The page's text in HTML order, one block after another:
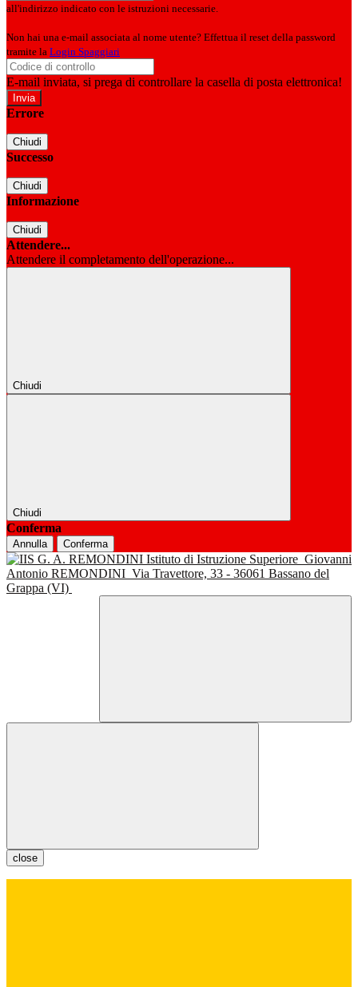
all'indirizzo indicato con le istruzioni necessarie.
Non hai una e-mail associata al nome utente? Effettua il reset della password
tramite la Login Spaggiari
E-mail inviata, si prega di controllare la casella di posta elettronica!
Errore
Chiudi
Successo
Chiudi
Informazione
Chiudi
Attendere...
Attendere il completamento dell'operazione...
Chiudi
Chiudi
Conferma
Annulla Conferma
Istituto di Istruzione Superiore Giovanni
Antonio REMONDINI Via Travettore, 33 - 36061 Bassano del
Grappa (VI)
close